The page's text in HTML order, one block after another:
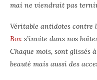
mai ne viendrait pas
Véritable antidotes contre
Box s’invite dans nos
Chaque mois, sont glissés
beauté mais aussi des